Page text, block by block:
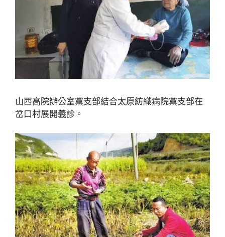
山西高院辦公室黨支部結合太原紡織病院黨支部在
岔口村展開義診。